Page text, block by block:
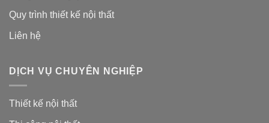
Quy trình thiết kế nội thất
Liên hệ
DỊCH VỤ CHUYÊN NGHIỆP
Thiết kế nội thất